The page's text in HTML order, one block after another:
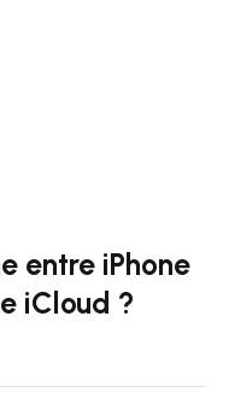
entre iPhone
iCloud ?